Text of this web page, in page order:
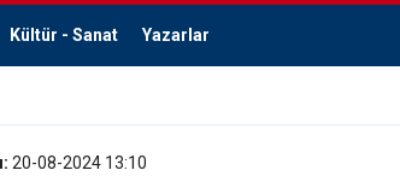
Kültür - Sanat Yazarlar
20-08-2024 13:10